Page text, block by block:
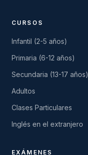
CURSOS
Infantil (2-5 años)
Primaria (6-12 años)
Secundaria (13-17 años)
Adultos
Clases Particulares
Inglés en el extranjero
EXÁMENES